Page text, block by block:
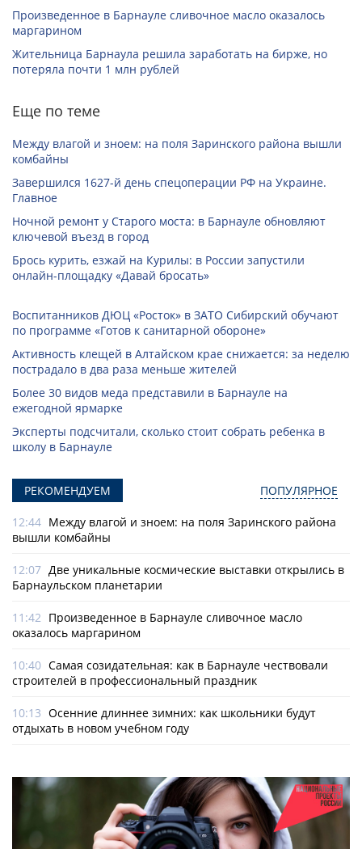
Произведенное в Барнауле сливочное масло оказалось
маргарином
Жительница Барнаула решила заработать на бирже, но
потеряла почти 1 млн рублей
Еще по теме
Между влагой и зноем: на поля Заринского района вышли
комбайны
Завершился 1627-й день спецоперации РФ на Украине.
Главное
Ночной ремонт у Старого моста: в Барнауле обновляют
ключевой въезд в город
Брось курить, езжай на Курилы: в России запустили
онлайн-­площадку «Давай бросать»
Воспитанников ДЮЦ «Росток» в ЗАТО Сибирский обучают
по программе «Готов к санитарной обороне»
Активность клещей в Алтайском крае снижается: за неделю
пострадало в два раза меньше жителей
Более 30 видов меда представили в Барнауле на
ежегодной ярмарке
Эксперты подсчитали, сколько стоит собрать ребенка в
школу в Барнауле
РЕКОМЕНДУЕМ ПОПУЛЯРНОЕ
12:44 Между влагой и зноем: на поля Заринского района
вышли комбайны
12:07 Две уникальные космические выставки открылись в
Барнаульском планетарии
11:42 Произведенное в Барнауле сливочное масло
оказалось маргарином
10:40 Самая созидательная: как в Барнауле чествовали
строителей в профессиональный праздник
10:13 Осенние длиннее зимних: как школьники будут
отдыхать в новом учебном году